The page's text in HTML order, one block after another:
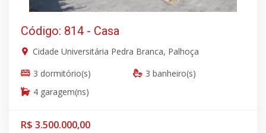
Código: 814 - Casa
Cidade Universitária Pedra Branca, Palhoça
3 dormitório(s)
3 banheiro(s)
4 garagem(ns)
R$ 3.500.000,00